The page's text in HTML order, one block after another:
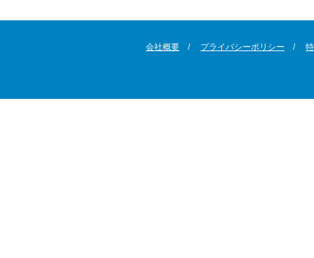
会社概要 プライバシーポリシー